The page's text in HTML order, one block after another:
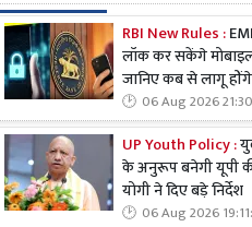
RBI New Rules :
लॉक कर सकेंगे
जानिए कब से लागू
06 Aug 2026
UP Youth Policy :
के अनुरूप बनेगी यूपी
योगी ने दिए बड़े निर्देश
06 Aug 2026